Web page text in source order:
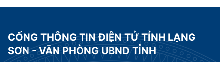
CỔNG THÔNG TIN ĐIỆN TỬ TỈNH LẠNG
SƠN - VĂN PHÒNG UBND TỈNH